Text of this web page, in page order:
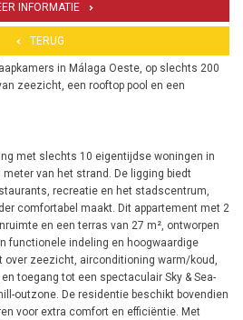
INFORMATIE
TERUG
in Málaga Oeste, op slechts 200
zeezicht, een rooftop pool en een
met slechts 10 eigentijdse woningen in
van het strand. De ligging biedt
recreatie en het stadscentrum,
comfortabel maakt. Dit appartement met 2
en een terras van 27 m², ontworpen
functionele indeling en hoogwaardige
over zeezicht, airconditioning warm/koud,
toegang tot een spectaculair Sky & Sea-
outzone. De residentie beschikt bovendien
voor extra comfort en efficiëntie. Met